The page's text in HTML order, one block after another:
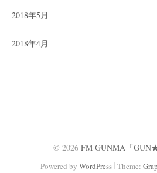
2018年5月
2018年4月
© 2026 FM GUNMA「
Powered by WordPress | Theme: